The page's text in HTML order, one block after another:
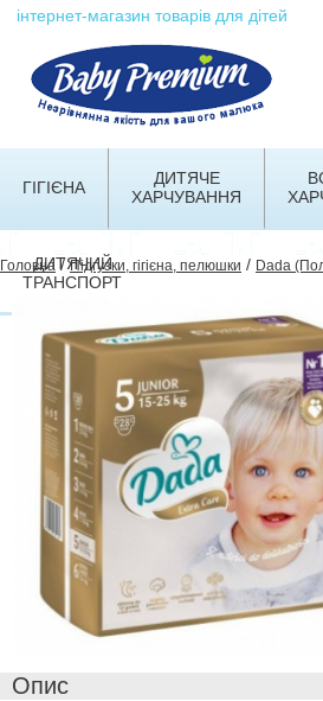
інтернет-магазин товарів для дітей
ГІГІЄНА
ДИТЯЧЕ
ХАРЧУВАННЯ
ДИТЯЧИЙ
ТРАНСПОРТ
Головна/Підгузки, гігієна, пелюшки / Dada
Опис